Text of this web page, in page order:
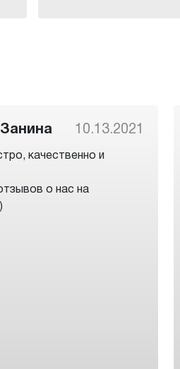
10.13.2021
качественно и
о нас на
)